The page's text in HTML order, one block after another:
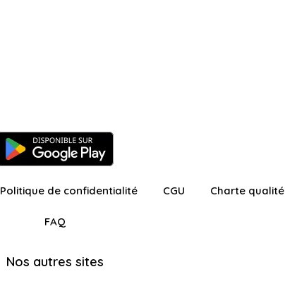
Politique de confidentialité CGU Charte qualité
FAQ
Nos autres sites